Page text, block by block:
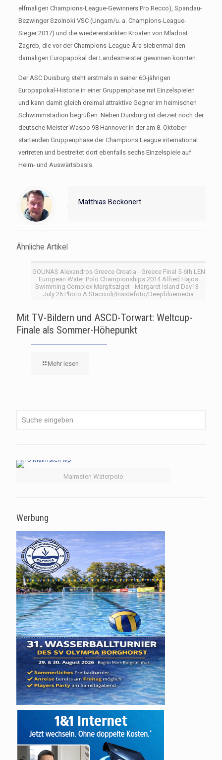
elfmaligen Champions-League-Gewinners Pro Recco), Spandau-
Bezwinger Szolnoki VSC (Ungarn/u. a. Champions-League-
Sieger 2017) und die wiedererstarkten Kroaten von Mladost
Zagreb, die vor der Champions-League-Ära siebenmal den
damaligen Europapokal der Landesmeister gewinnen konnten.
Der ASC Duisburg steht erstmals in seiner 60-jährigen
Europapokal-Historie in einer Gruppenphase mit Einzelspielen
und kann damit gleich dreimal attraktive Gegner im heimischen
Schwimmstadion begrüßen. Neben Duisburg ist derzeit noch der
deutsche Meister Waspo 98 Hannover in der am 8. Oktober
startenden Gruppenphase der Champions League international
vertreten und bestreitet dort ebenfalls sechs Einzelspiele auf
Heim- und Auswärtsbasis.
Matthias Beckonert
Ähnliche Artikel
GOUNAS Alexandros Greece Croatia - Greece Final 5-6th LEN
European Water Polo Championships 2014 Alfred Hajos
Swimming Complex Margitsziget - Margaret Island Day13 -
July 26 Photo A.Staccioli/Insidefoto/Deepbluemedia
Mit TV-Bildern und ASCD-Torwart: Weltcup-
Finale als Sommer-Höhepunkt
Mehr lesen
Malmsten Waterpolo
Werbung